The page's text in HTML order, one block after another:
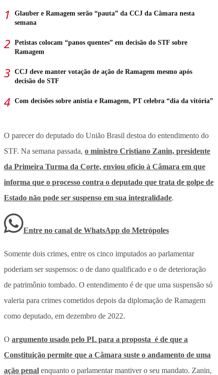
Glauber e Ramagem serão “pauta” da CCJ da Câmara nesta
semana
Petistas colocam “panos quentes” em decisão do STF sobre
Ramagem
CCJ deve manter votação de ação de Ramagem mesmo após
decisão do STF
Com decisões sobre anistia e Ramagem, PT celebra “dia da vitória”
O parecer do deputado do União Brasil destoa do entendimento do
STF. Na semana passada, o ministro Cristiano Zanin, presidente
da Primeira Turma da Corte, enviou ofício à Câmara em que
informa que o processo contra o deputado que trata de golpe de
Estado não pode ser suspenso em sua integralidade.
Entre no canal de WhatsApp do Metrópoles
Somente dois crimes, entre os cinco imputados ao parlamentar
poderiam ser suspensos: o de dano qualificado e o de deterioração
de patrimônio tombado. O entendimento é de que uma suspensão só
valeria para crimes cometidos depois da diplomação de Ramagem
como deputado, em dezembro de 2022.
O argumento usado pelo PL para a proposta é de que a
Constituição permite que a Câmara suste o andamento de uma
ação penal enquanto o parlamentar mantiver o seu mandato. Zanin,